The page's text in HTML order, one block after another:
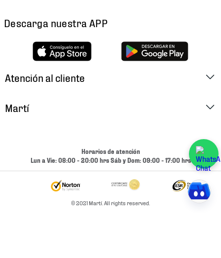
Descarga nuestra APP
Atención al cliente
Cambios y Devoluciones
Condiciones de Entrega
Martí
Términos y Condiciones
Horarios de atención
Lun a Vie: 08:00 - 20:00 hrs Sáb y Dom: 09:00 - 17:00 hrs
© 2021 Martí. All rights reserved.